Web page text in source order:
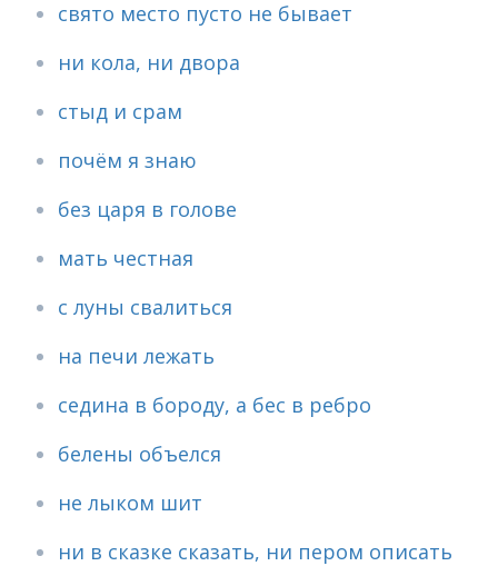
свято место пусто не бывает
ни кола, ни двора
стыд и срам
почём я знаю
без царя в голове
мать честная
с луны свалиться
на печи лежать
седина в бороду, а бес в ребро
белены объелся
не лыком шит
ни в сказке сказать, ни пером описать